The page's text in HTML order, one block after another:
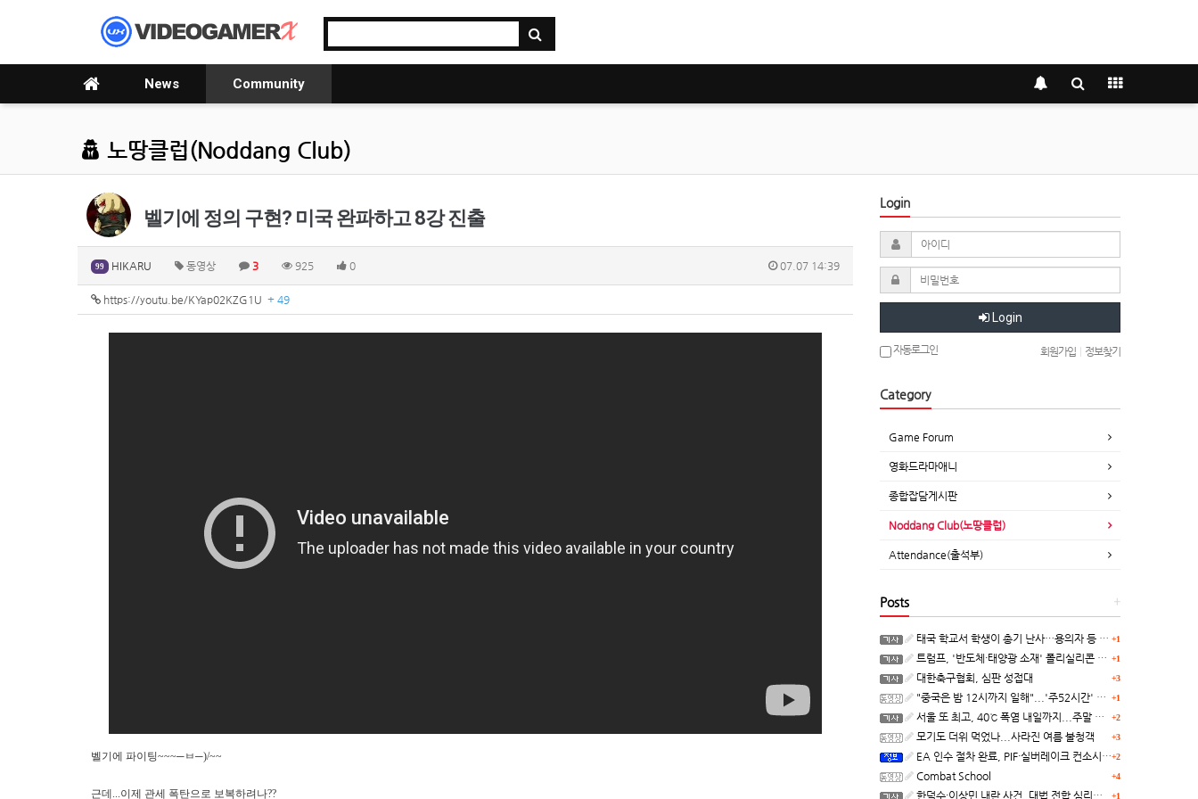
News Community
노땅클럽(Noddang Club)
벨기에 정의 구현? 미국 완파하고 8강 진출
99 HIKARU 동영상 3 925 0 07.07 14:39
https://youtu.be/KYap02KZG1U + 49
벨기에 파이팅~~~─ㅂ─)/~~
근데...이제 관세 폭탄으로 보복하려나??
Login
Login
자동로그인 회원가입 정보찾기
Category
Game Forum
영화드라마애니
종합잡담게시판
Noddang Club(노땅클럽)
Attendance(출석부)
+
Posts
+1
태국 학교서 학생이 총기 난사…용의자 등 8명 숨져
+1
트럼프, '반도체·태양광 소재' 폴리실리콘 파생 제품에 15% 관세...한국 기업도 영향
+3
대한축구협회, 심판 성접대
+1
"중국은 밤 12시까지 일해"...'주52시간' 손볼까
+2
서울 또 최고, 40℃ 폭염 내일까지...주말 동쪽 비바람
+3
모기도 더위 먹었나...사라진 여름 불청객
+2
EA 인수 절차 완료, PIF·실버레이크 컨소시엄 산하 편입
+4
Combat School
+1
한덕수·이상민 내란 사건, 대법 전합 심리…"역사적 사법평가"(종합)